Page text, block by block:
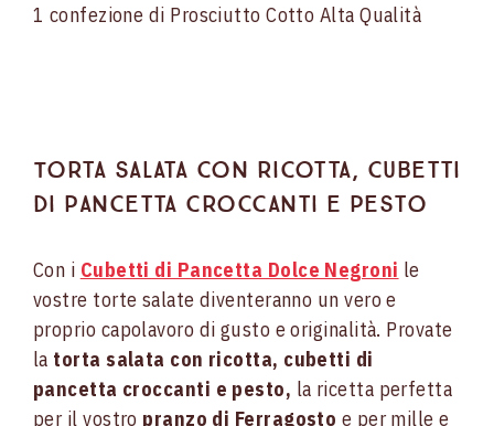
1 confezione di Prosciutto Cotto Alta Qualità
Torta salata con ricotta, cubetti
di pancetta croccanti e pesto
Con i Cubetti di Pancetta Dolce Negroni le
vostre torte salate diventeranno un vero e
proprio capolavoro di gusto e originalità. Provate
la torta salata con ricotta, cubetti di
pancetta croccanti e pesto, la ricetta perfetta
per il vostro pranzo di Ferragosto e per mille e